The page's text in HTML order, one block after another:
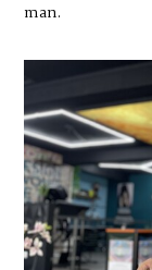
man.